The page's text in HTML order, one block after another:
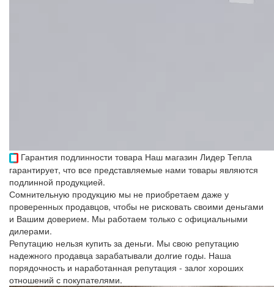
Гарантия подлинности товара Наш магазин Лидер Тепла
гарантирует, что все представляемые нами товары являются
подлинной продукцией.
Сомнительную продукцию мы не приобретаем даже у
проверенных продавцов, чтобы не рисковать своими деньгами
и Вашим доверием. Мы работаем только с официальными
дилерами.
Репутацию нельзя купить за деньги. Мы свою репутацию
надежного продавца зарабатывали долгие годы. Наша
порядочность и наработанная репутация - залог хороших
отношений с покупателями.